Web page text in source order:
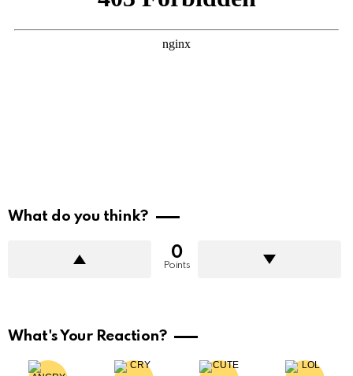
What do you think?
0
Points
What's Your Reaction?